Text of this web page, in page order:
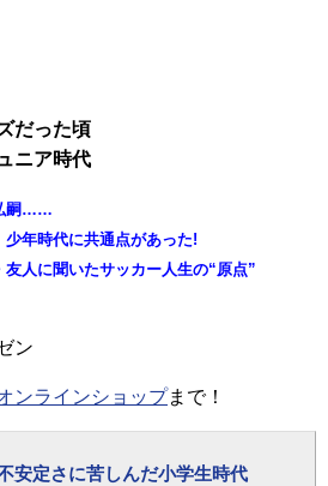
だった頃
ニア時代
嗣……
少年時代に共通点があった!
人に聞いたサッカー人生の“原点”
ン
ンラインショップまで！
安定さに苦しんだ小学生時代